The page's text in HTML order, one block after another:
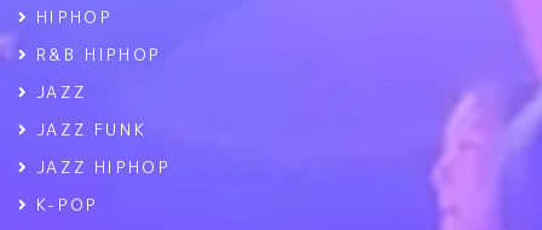
HIPHOP
R&B HIPHOP
JAZZ
JAZZ FUNK
JAZZ HIPHOP
K-POP